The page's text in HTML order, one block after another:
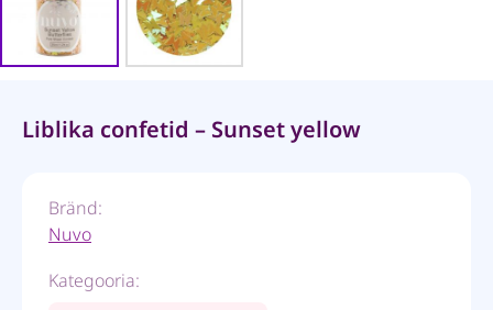
Liblika confetid – Sunset yellow
Bränd:
Nuvo
Kategooria: